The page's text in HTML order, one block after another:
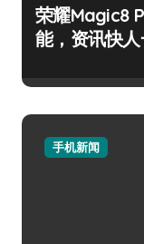
荣耀Magic8
能，资讯快人
手机新闻